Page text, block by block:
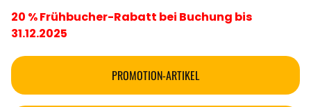
20 % Frühbucher-Rabatt bei Buchung bis
31.12.2025
PROMOTION-ARTIKEL